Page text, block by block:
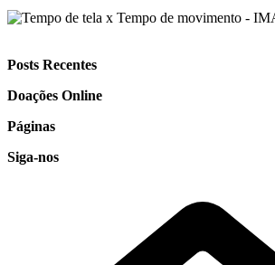
Posts Recentes
Doações Online
Páginas
Siga-nos